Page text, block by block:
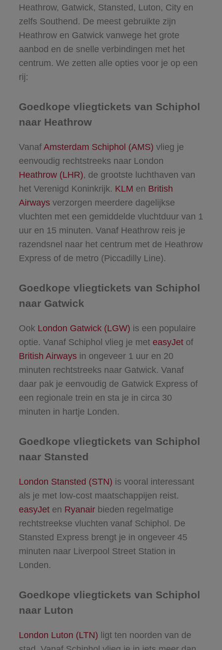
Heathrow, Gatwick, Stansted, Luton, City en
zelfs Southend. De meest gebruikte zijn
Heathrow en Gatwick vanwege het grote
aanbod en de snelle verbindingen met het
centrum. We zetten alle opties voor je op een
rij:
Goedkope vliegtickets van Schiphol
naar Heathrow
Vanaf Amsterdam Schiphol (AMS) vlieg je
eenvoudig rechtstreeks naar London
Heathrow (LHR), de grootste luchthaven van
het Verenigd Koninkrijk. KLM en British
Airwaysverzorgen meerdere dagelijkse
vluchten met een gemiddelde vluchtduur van 1
uur en 15 minuten. Vanaf Heathrow reis je
razendsnel naar het centrum met de Heathrow
Express of de metro (Piccadilly Line).
Goedkope vliegtickets van Schiphol
naar Gatwick
Ook London Gatwick (LGW) is een populaire
optie. Vanaf Schiphol vlieg je met easyJetof
British Airwaysin ongeveer 1 uur en 20
minuten rechtstreeks naar Gatwick. Vanaf
daar pak je eenvoudig de Gatwick Express of
een regionale trein en sta je in circa 30
minuten in hartje Londen.
Goedkope vliegtickets van Schiphol
naar Stansted
London Stansted (STN) is vooral interessant
als je met low-cost maatschappijen reist.
easyJeten Ryanairbieden regelmatige
rechtstreekse vluchten vanaf Schiphol. De
Stansted Express brengt je in ongeveer 45
minuten naar Liverpool Street Station in
Londen.
Goedkope vliegtickets van Schiphol
naar Luton
London Luton (LTN) ligt ten noorden van de